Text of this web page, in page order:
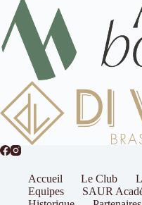
Accueil Le Club
Equipes
SAUR